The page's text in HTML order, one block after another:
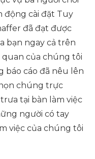
động cài đặt Tuy
đã đạt được
bạn ngay cả trên
của chúng tôi
báo cáo đã nêu lên
chúng trực
tại bàn làm việc
người có tay
việc của chúng tôi